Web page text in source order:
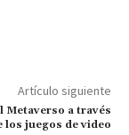
Artículo siguiente
Metaverso a través
los juegos de video